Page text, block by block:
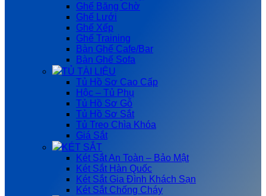
Ghế Băng Chờ
Ghế Lưới
Ghế Xếp
Ghế Training
Bàn Ghế Cafe/Bar
Bàn Ghế Sofa
TỦ TÀI LIỆU
Tủ Hồ Sơ Cao Cấp
Hộc – Tủ Phụ
Tủ Hồ Sơ Gỗ
Tủ Hồ Sơ Sắt
Tủ Treo Chìa Khóa
Giá Sắt
KÉT SẮT
Két Sắt An Toàn – Bảo Mật
Két Sắt Hàn Quốc
Két Sắt Gia Đình Khách Sạn
Két Sắt Chống Cháy